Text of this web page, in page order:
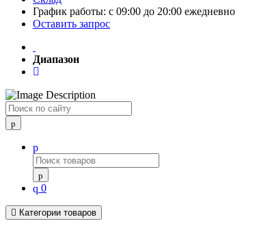
График работы: с 09:00 до 20:00 ежедневно
Оставить запрос
Диапазон
Поиск
0
Категории товаров